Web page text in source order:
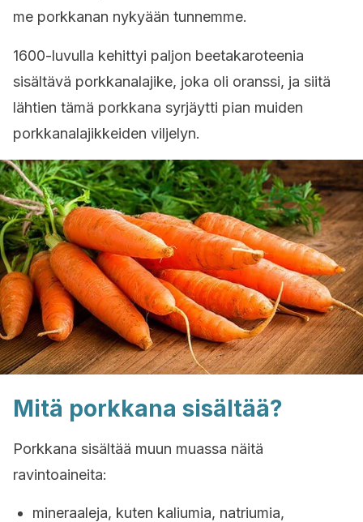
me porkkanan nykyään tunnemme.
1600-luvulla kehittyi paljon beetakaroteenia
sisältävä porkkanalajike, joka oli oranssi, ja siitä
lähtien tämä porkkana syrjäytti pian muiden
porkkanalajikkeiden viljelyn.
Mitä porkkana sisältää?
Porkkana sisältää muun muassa näitä
ravintoaineita:
mineraaleja, kuten kaliumia, natriumia,